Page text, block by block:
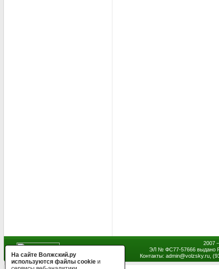
2007
ЭЛ № ФС77-57666 выдано
Контакты: admin@volzsky.ru,
На сайте Волжский.ру
используются файлы cookie и